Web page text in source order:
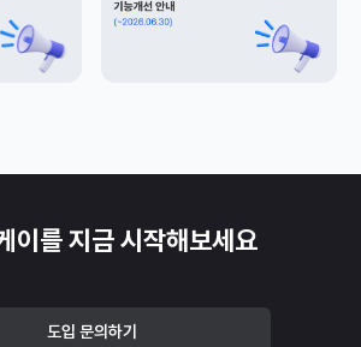
이를 지금 시작해보세요
도입 문의하기